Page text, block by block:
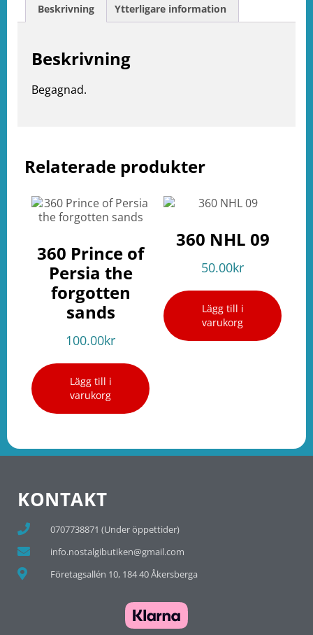
Relaterade produkter
360 Prince of
Persia the
forgotten
sands
100.00kr
Lägg till i
varukorg
360 NHL 09
50.00kr
Lägg till i
varukorg
Beskrivning Ytterligare information
Beskrivning
Begagnad.
KONTAKT
0707738871 (Under öppettider)
info.nostalgibutiken@gmail.com
Företagsallén 10, 184 40 Åkersberga